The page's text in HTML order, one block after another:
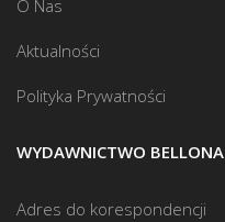
O Nas
Aktualności
Polityka Prywatności
WYDAWNICTWO BELLONA
Adres do korespondencji